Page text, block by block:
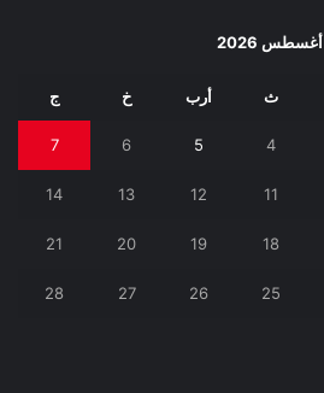
أغسطس 2026
ث أرب خ ج
4
5
6
7
11
12
13
14
18
19
20
21
25
26
27
28